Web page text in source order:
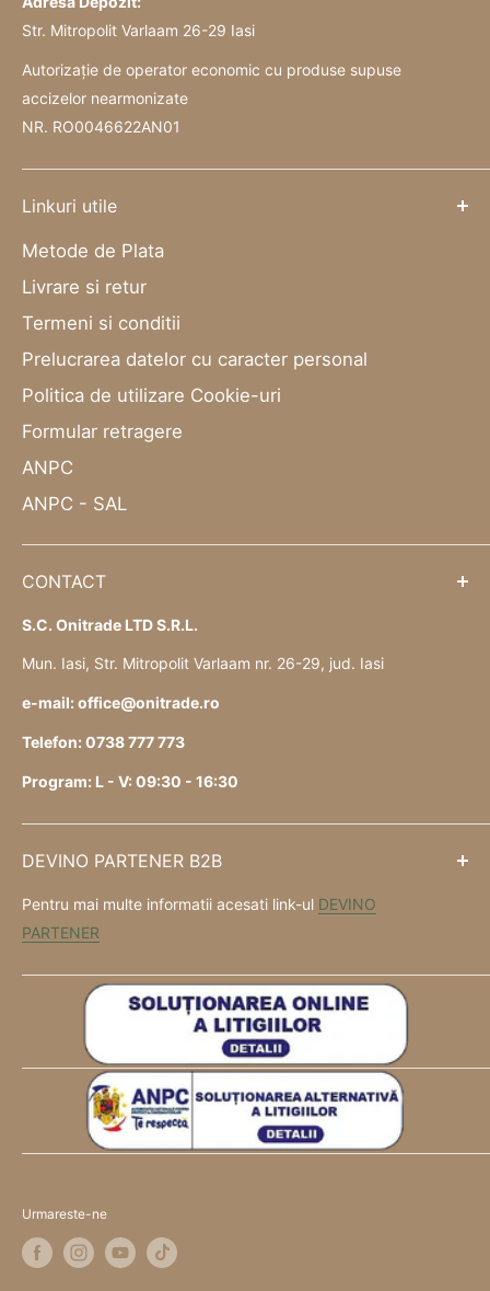
Str. Mitropolit Varlaam 26-29 Iasi
Autorizație de operator economic cu produse supuse
accizelor nearmonizate
NR. RO0046622AN01
Linkuri utile
Metode de Plata
Livrare si retur
Termeni si conditii
Prelucrarea datelor cu caracter personal
Politica de utilizare Cookie-uri
Formular retragere
ANPC
ANPC - SAL
CONTACT
S.C. Onitrade LTD S.R.L.
Mun. Iasi, Str. Mitropolit Varlaam nr. 26-29, jud. Iasi
e-mail: office@onitrade.ro
Telefon: 0738 777 773
Program: L - V: 09:30 - 16:30
DEVINO PARTENER B2B
Pentru mai multe informatii acesati link-ul DEVINO
PARTENER
Urmareste-ne